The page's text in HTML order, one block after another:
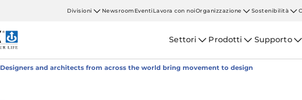
Divisioni Newsroom EventiLavora con noiOrganizzazione Sostenibilità
Settori Prodotti Supporto
Designers and architects from across the world bring movement to design